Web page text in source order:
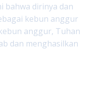
bahwa dirinya dan
kebun anggur
anggur, Tuhan
dan menghasilkan